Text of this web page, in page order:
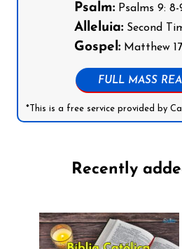
Psalm:Psalms 9: 8-
Alleluia:Second
Gospel:Matthew
FULL MASS
*This is a free service provided by
Recently